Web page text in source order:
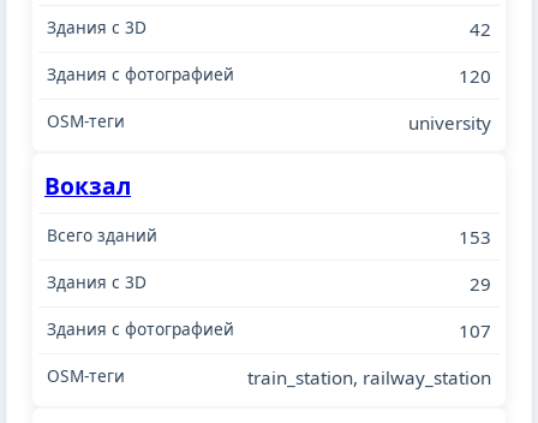
42
120
university
Вокзал
153
29
107
train_station, railway_station